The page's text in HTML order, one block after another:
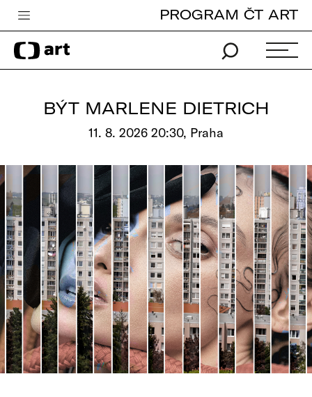
Česká televize
Zpravodajství
Pro děti
edu
Vše o ČT
PROGRAM ČT ART
BÝT MARLENE DIETRICH
11. 8. 2026 20:30, Praha